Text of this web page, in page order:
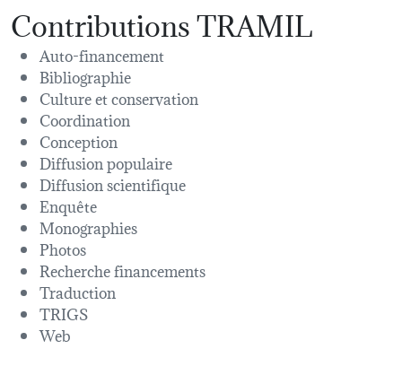
Contributions TRAMIL
Auto-financement
Bibliographie
Culture et conservation
Coordination
Conception
Diffusion populaire
Diffusion scientifique
Enquête
Monographies
Photos
Recherche financements
Traduction
TRIGS
Web